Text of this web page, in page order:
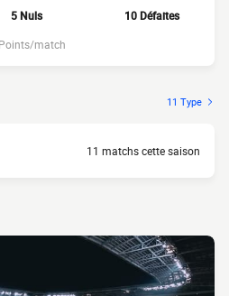
5 Nuls
10 Défaites
match
11 Type
11 matchs cette saison